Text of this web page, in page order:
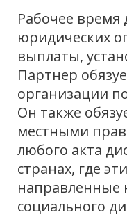
Рабочее
юридических
выплаты,
Партнер
организации
Он также
местными
любого акта
странах, где
направленные
социального